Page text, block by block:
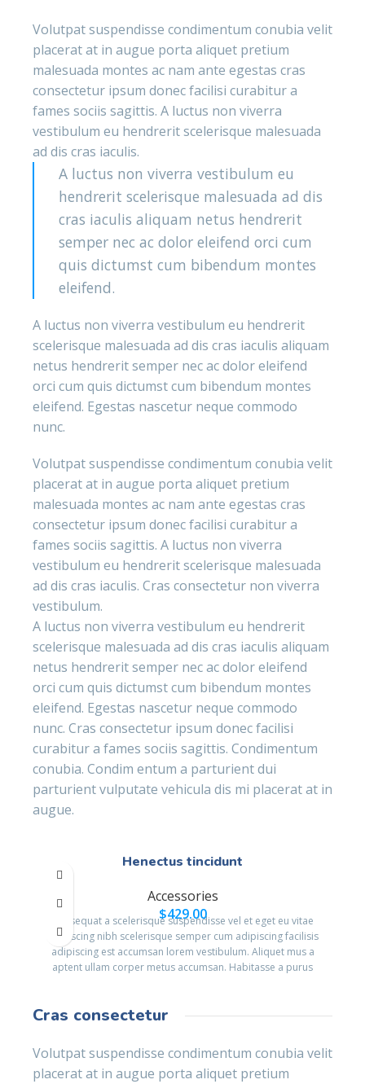
Volutpat suspendisse condimentum conubia velit
placerat at in augue porta aliquet pretium
malesuada montes ac nam ante egestas cras
consectetur ipsum donec facilisi curabitur a
fames sociis sagittis. A luctus non viverra
vestibulum eu hendrerit scelerisque malesuada
ad dis cras iaculis.
A luctus non viverra vestibulum eu
hendrerit scelerisque malesuada ad dis
cras iaculis aliquam netus hendrerit
semper nec ac dolor eleifend orci cum
quis dictumst cum bibendum montes
eleifend.
A luctus non viverra vestibulum eu hendrerit
scelerisque malesuada ad dis cras iaculis aliquam
netus hendrerit semper nec ac dolor eleifend
orci cum quis dictumst cum bibendum montes
eleifend. Egestas nascetur neque commodo
nunc.
Volutpat suspendisse condimentum conubia velit
placerat at in augue porta aliquet pretium
malesuada montes ac nam ante egestas cras
consectetur ipsum donec facilisi curabitur a
fames sociis sagittis. A luctus non viverra
vestibulum eu hendrerit scelerisque malesuada
ad dis cras iaculis. Cras consectetur non viverra
vestibulum.
A luctus non viverra vestibulum eu hendrerit
scelerisque malesuada ad dis cras iaculis aliquam
netus hendrerit semper nec ac dolor eleifend
orci cum quis dictumst cum bibendum montes
eleifend. Egestas nascetur neque commodo
nunc. Cras consectetur ipsum donec facilisi
curabitur a fames sociis sagittis. Condimentum
conubia. Condim entum a parturient dui
parturient vulputate vehicula dis mi placerat at in
augue.
Henectus tincidunt
Accessories
$429.00
Consequat a scelerisque suspendisse vel et eget eu vitae
adipiscing nibh scelerisque semper cum adipiscing facilisis
adipiscing est accumsan lorem vestibulum. Aliquet mus a
aptent ullam corper metus accumsan. Habitasse a purus
Cras consectetur
Volutpat suspendisse condimentum conubia velit
placerat at in augue porta aliquet pretium